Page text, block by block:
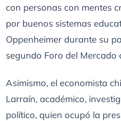
con personas con mentes
por buenos sistemas
Oppenheimer durante su
segundo Foro del Mercado
Asimismo, el economista
Larraín, académico,
político, quien ocupó la